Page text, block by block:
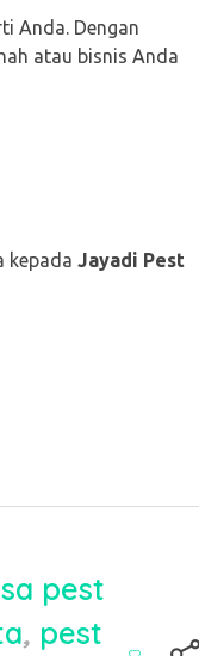
Anda. Dengan
atau bisnis Anda
kepadaJayadi Pest
pest
, pest